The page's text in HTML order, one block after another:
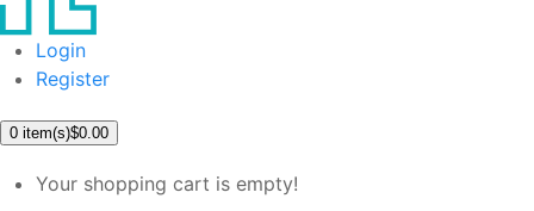
Login
Register
0 item(s)$0.00
Your shopping cart is empty!